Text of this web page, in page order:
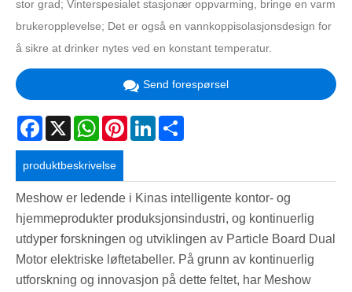
stor grad; Vinterspesialet stasjonær oppvarming, bringe en varm
brukeropplevelse; Det er også en vannkoppisolasjonsdesign for
å sikre at drinker nytes ved en konstant temperatur.
Send forespørsel
Facebook
X WhatsAppPinterestLinkedIn
produktbeskrivelse
Meshow er ledende i Kinas intelligente kontor- og
hjemmeprodukter produksjonsindustri, og kontinuerlig
utdyper forskningen og utviklingen av Particle Board Dual
Motor elektriske løftetabeller. På grunn av kontinuerlig
utforskning og innovasjon på dette feltet, har Meshow